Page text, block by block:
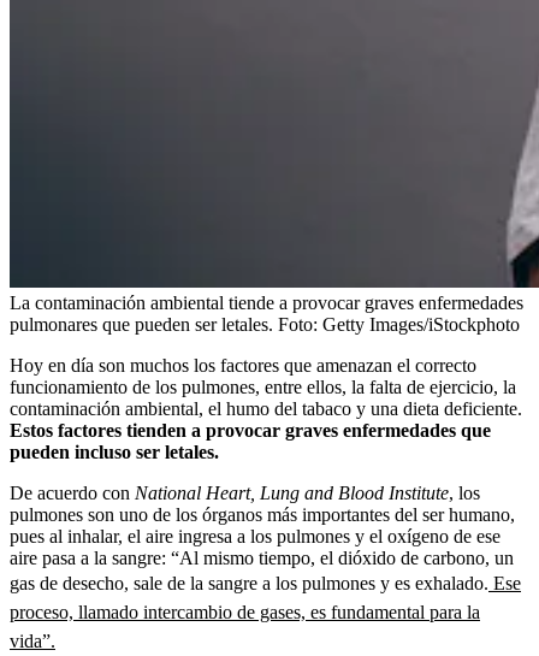
La contaminación ambiental tiende a provocar graves enfermedades
pulmonares que pueden ser letales. Foto: Getty Images/iStockphoto
Hoy en día son muchos los factores que amenazan el correcto
funcionamiento de los pulmones, entre ellos, la falta de ejercicio, la
contaminación ambiental, el humo del tabaco y una dieta deficiente.
Estos factores tienden a provocar graves enfermedades que
pueden incluso ser letales.
De acuerdo con National Heart, Lung and Blood Institute, los
pulmones son uno de los órganos más importantes del ser humano,
pues al inhalar, el aire ingresa a los pulmones y el oxígeno de ese
aire pasa a la sangre: “Al mismo tiempo, el dióxido de carbono, un
gas de desecho, sale de la sangre a los pulmones y es exhalado. Ese
proceso, llamado intercambio de gases, es fundamental para la
vida”.